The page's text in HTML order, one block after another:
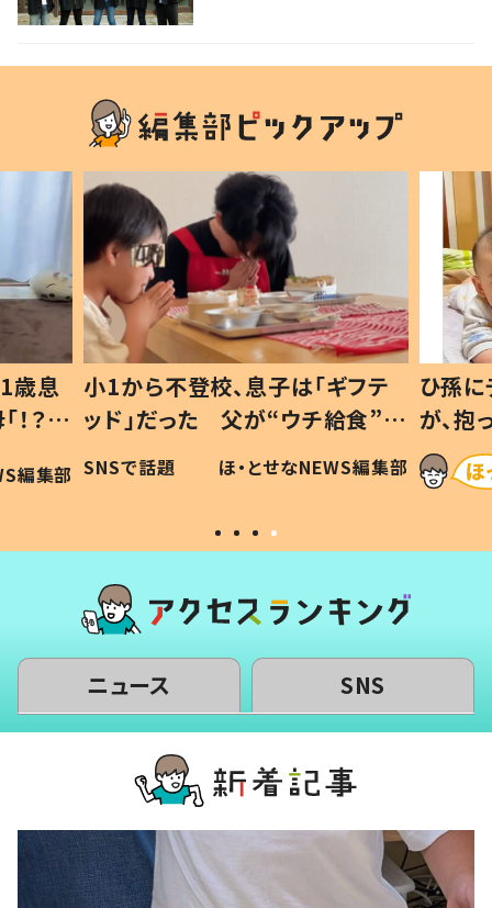
フテ
食”を
編集部
ひ孫にデレデレな80歳じいじ
が、抱っこすると…ひ孫の反応に
「涙が出ました」「可愛くて仕方な
い」
ほ・とせなNEWS編集部
ニュース SNS